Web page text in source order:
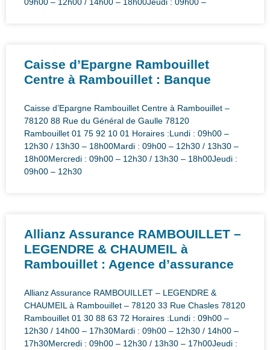
Caisse d’Epargne Rambouillet
Centre à Rambouillet : Banque
Caisse d’Epargne Rambouillet Centre à Rambouillet –
78120 88 Rue du Général de Gaulle 78120
Rambouillet 01 75 92 10 01 Horaires :Lundi : 09h00 –
12h30 / 13h30 – 18h00Mardi : 09h00 – 12h30 / 13h30 –
18h00Mercredi : 09h00 – 12h30 / 13h30 – 18h00Jeudi :
09h00 – 12h30
Allianz Assurance RAMBOUILLET –
LEGENDRE & CHAUMEIL à
Rambouillet : Agence d’assurance
Allianz Assurance RAMBOUILLET – LEGENDRE &
CHAUMEIL à Rambouillet – 78120 33 Rue Chasles 78120
Rambouillet 01 30 88 63 72 Horaires :Lundi : 09h00 –
12h30 / 14h00 – 17h30Mardi : 09h00 – 12h30 / 14h00 –
17h30Mercredi : 09h00 – 12h30 / 13h30 – 17h00Jeudi :